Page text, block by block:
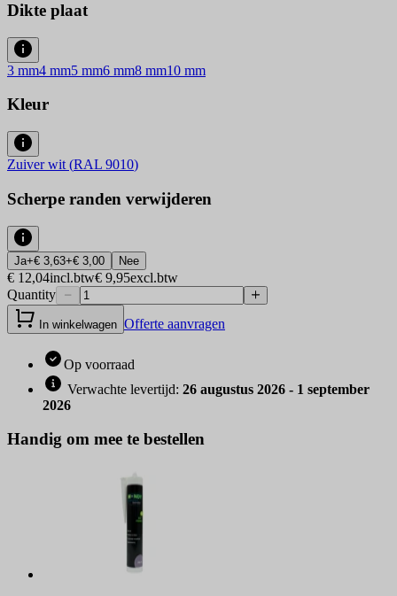
Dikte plaat
3 mm4 mm5 mm6 mm8 mm10 mm
Kleur
Zuiver wit (RAL 9010)
Scherpe randen verwijderen
Ja+€ 3,63+€ 3,00 Nee
€ 12,04incl.btw€ 9,95excl.btw
Quantity
In winkelwagen Offerte aanvragen
Op voorraad
Verwachte levertijd: 26 augustus 2026 - 1 september
2026
Handig om mee te bestellen